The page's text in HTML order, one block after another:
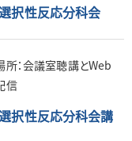
択性反応分科会
所：会議室聴講とWeb
信
択性反応分科会講